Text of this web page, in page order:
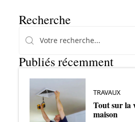
Recherche
Publiés récemment
TRAVAUX
Tout sur la
maison